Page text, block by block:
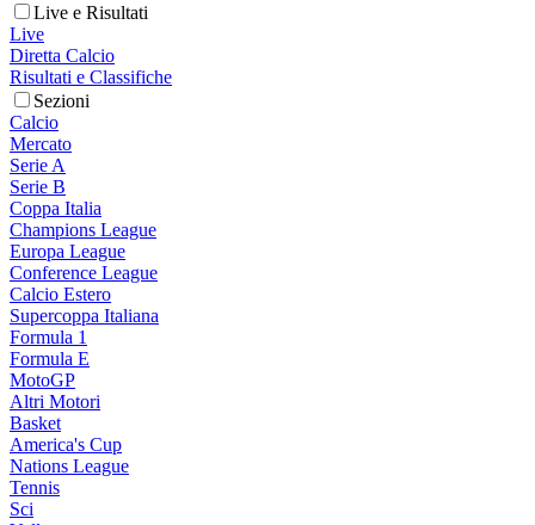
Live e Risultati
Live
Diretta Calcio
Risultati e Classifiche
Sezioni
Calcio
Mercato
Serie A
Serie B
Coppa Italia
Champions League
Europa League
Conference League
Calcio Estero
Supercoppa Italiana
Formula 1
Formula E
MotoGP
Altri Motori
Basket
America's Cup
Nations League
Tennis
Sci